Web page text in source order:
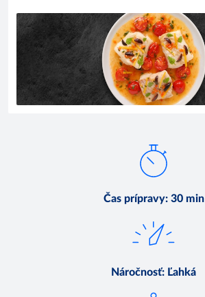
Čas prípravy: 30 min
Náročnosť: Ľahká